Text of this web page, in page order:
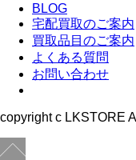
BLOG
宅配買取のご案内
買取品目のご案内
よくある質問
お問い合わせ
copyright c LKSTORE